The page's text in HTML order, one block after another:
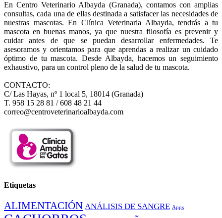
En Centro Veterinario Albayda (Granada), contamos con amplias
consultas, cada una de ellas destinada a satisfacer las necesidades de
nuestras mascotas. En Clínica Veterinaria Albayda, tendrás a tu
mascota en buenas manos, ya que nuestra filosofía es prevenir y
cuidar antes de que se puedan desarrollar enfermedades. Te
asesoramos y orientamos para que aprendas a realizar un cuidado
óptimo de tu mascota. Desde Albayda, hacemos un seguimiento
exhaustivo, para un control pleno de la salud de tu mascota.
CONTACTO:
C/ Las Hayas, nº 1 local 5, 18014 (Granada)
T. 958 15 28 81 / 608 48 21 44
correo@centroveterinarioalbayda.com
Etiquetas
ALIMENTACIÓN ANÁLISIS DE SANGRE Apps